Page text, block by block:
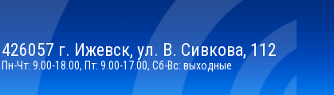
426057 г. Ижевск, ул. В. Сивкова, 112
Пн-Чт: 9.00-18.00, Пт: 9.00-17.00, Сб-Вс: выходные